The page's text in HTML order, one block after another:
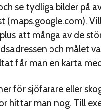
se tydliga bilder på
(maps.google.com).
att många av de
och målet
får man en karta
för sjöfarare eller
hittar man nog. Till